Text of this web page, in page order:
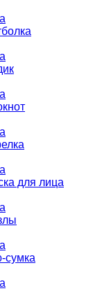
для лица
сумка